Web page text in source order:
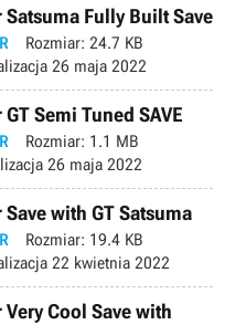
Satsuma Fully Built Save
Rozmiar: 24.7 KB
26 maja 2022
Semi Tuned SAVE
Rozmiar: 1.1 MB
26 maja 2022
with GT Satsuma
Rozmiar: 19.4 KB
22 kwietnia 2022
Cool Save with